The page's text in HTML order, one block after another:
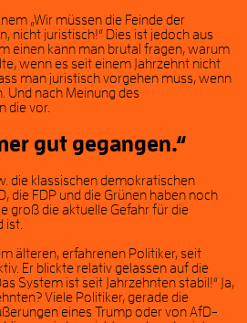
„Wir müssen die Feinde der
nicht juristisch!“ Dies ist jedoch aus
einen kann man brutal fragen, warum
wenn es seit einem Jahrzehnt nicht
man juristisch vorgehen muss, wenn
Und nach Meinung des
die vor.
gut gegangen.“
die klassischen demokratischen
die FDP und die Grünen haben noch
groß die aktuelle Gefahr für die
ist.
älteren, erfahrenen Politiker, seit
Er blickte relativ gelassen auf die
System ist seit Jahrzehnten stabil!“ Ja,
Viele Politiker, gerade die
eines Trump oder von AfD-